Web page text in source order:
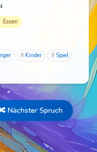
Essen
Kinder Spiel
Nächster Spruch